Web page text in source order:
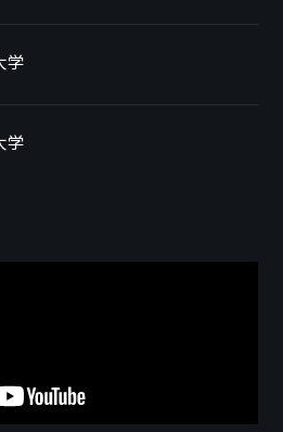
学
学